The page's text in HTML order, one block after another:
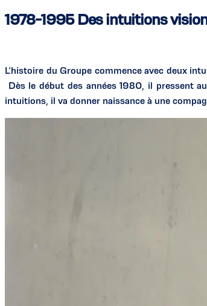
1978-1995 Des intuitions
L’histoire du Groupe commence avec deux
Dès le début des années 1980, il pressent
intuitions, il va donner naissance à une